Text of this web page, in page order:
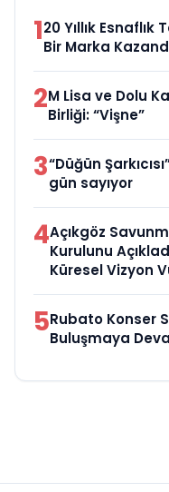
120 Yıllık
Bir Marka
2M Lisa ve Dolu
Birliği: “Vişne”
3“Düğün
gün sayıyor
4Açıkgöz
Kurulunu
Küresel Vizyon
5Rubato Konser
Buluşmaya